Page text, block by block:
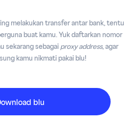
melakukan transfer antar bank, tentu
buat kamu. Yuk daftarkan nomor
sekarang sebagaiproxy address, agar
kamu nikmati pakai blu!
blu